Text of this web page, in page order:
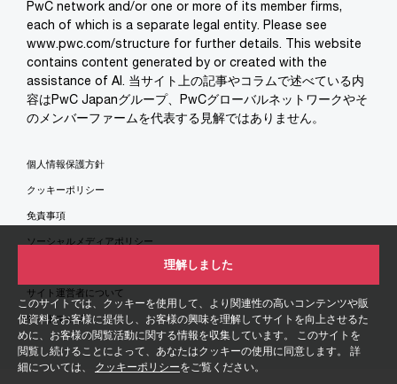
このサイトでは、クッキーを使用して、より関連性の高いコンテンツや販
促資料をお客様に提供し、お客様の興味を理解してサイトを向上させるた
めに、お客様の閲覧活動に関する情報を収集しています。 このサイトを
閲覧し続けることによって、あなたはクッキーの使用に同意します。 詳
細については、 クッキーポリシーをご覧ください。
理解しました
PwC network and/or one or more of its member firms,
each of which is a separate legal entity. Please see
www.pwc.com/structure for further details. This website
contains content generated by or created with the
assistance of AI. 当サイト上の記事やコラムで述べている内
容はPwC Japanグループ、PwCグローバルネットワークやそ
のメンバーファームを代表する見解ではありません。
個人情報保護方針
クッキーポリシー
免責事項
ソーシャルメディアポリシー
サイト運営者について
サイトマップ